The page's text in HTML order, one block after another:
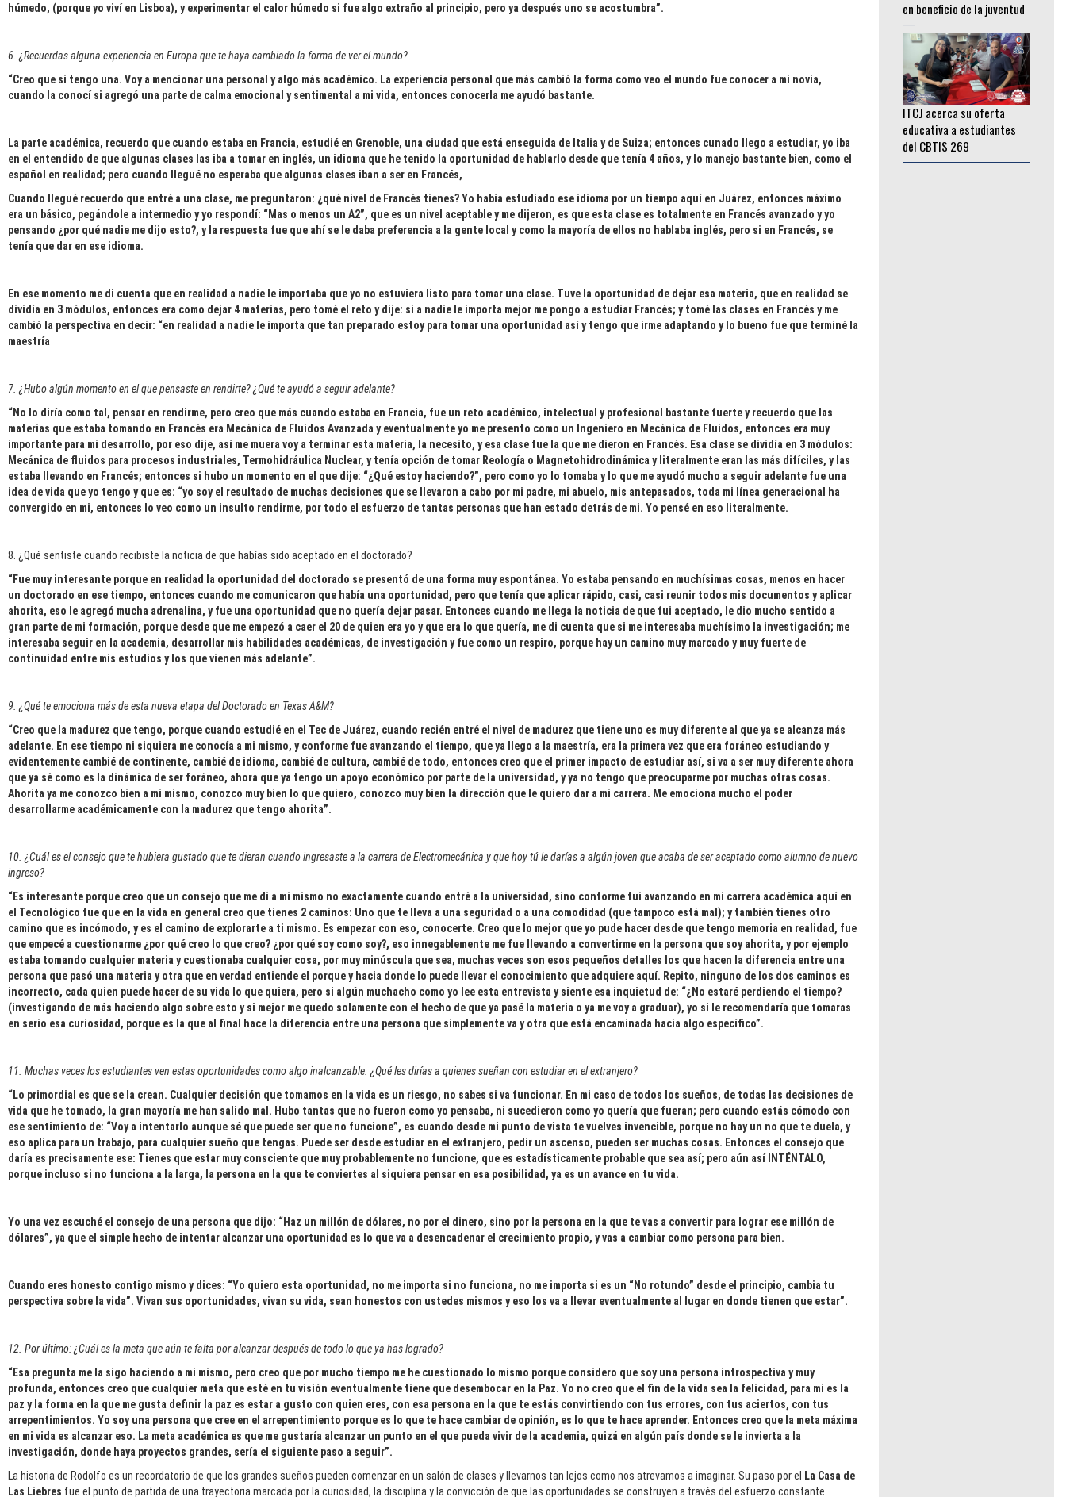
húmedo, (porque yo viví en Lisboa), y experimentar el calor húmedo si fue algo extraño al principio, pero ya después uno se acostumbra”.
6. ¿Recuerdas alguna experiencia en Europa que te haya cambiado la forma de ver el mundo?
“Creo que si tengo una. Voy a mencionar una personal y algo más académico. La experiencia personal que más cambió la forma como veo el mundo fue conocer a mi novia,
cuando la conocí si agregó una parte de calma emocional y sentimental a mi vida, entonces conocerla me ayudó bastante.
La parte académica, recuerdo que cuando estaba en Francia, estudié en Grenoble, una ciudad que está enseguida de Italia y de Suiza; entonces cunado llego a estudiar, yo iba
en el entendido de que algunas clases las iba a tomar en inglés, un idioma que he tenido la oportunidad de hablarlo desde que tenía 4 años, y lo manejo bastante bien, como el
español en realidad; pero cuando llegué no esperaba que algunas clases iban a ser en Francés,
Cuando llegué recuerdo que entré a una clase, me preguntaron: ¿qué nivel de Francés tienes? Yo había estudiado ese idioma por un tiempo aquí en Juárez, entonces máximo
era un básico, pegándole a intermedio y yo respondí: “Mas o menos un A2”, que es un nivel aceptable y me dijeron, es que esta clase es totalmente en Francés avanzado y yo
pensando ¿por qué nadie me dijo esto?, y la respuesta fue que ahí se le daba preferencia a la gente local y como la mayoría de ellos no hablaba inglés, pero si en Francés, se
tenía que dar en ese idioma.
En ese momento me di cuenta que en realidad a nadie le importaba que yo no estuviera listo para tomar una clase. Tuve la oportunidad de dejar esa materia, que en realidad se
dividía en 3 módulos, entonces era como dejar 4 materias, pero tomé el reto y dije: si a nadie le importa mejor me pongo a estudiar Francés; y tomé las clases en Francés y me
cambió la perspectiva en decir: “en realidad a nadie le importa que tan preparado estoy para tomar una oportunidad así y tengo que irme adaptando y lo bueno fue que terminé la
maestría
7. ¿Hubo algún momento en el que pensaste en rendirte? ¿Qué te ayudó a seguir adelante?
“No lo diría como tal, pensar en rendirme, pero creo que más cuando estaba en Francia, fue un reto académico, intelectual y profesional bastante fuerte y recuerdo que las
materias que estaba tomando en Francés era Mecánica de Fluidos Avanzada y eventualmente yo me presento como un Ingeniero en Mecánica de Fluidos, entonces era muy
importante para mi desarrollo, por eso dije, así me muera voy a terminar esta materia, la necesito, y esa clase fue la que me dieron en Francés. Esa clase se dividía en 3 módulos:
Mecánica de fluidos para procesos industriales, Termohidráulica Nuclear, y tenía opción de tomar Reología o Magnetohidrodinámica y literalmente eran las más difíciles, y las
estaba llevando en Francés; entonces si hubo un momento en el que dije: “¿Qué estoy haciendo?”, pero como yo lo tomaba y lo que me ayudó mucho a seguir adelante fue una
idea de vida que yo tengo y que es: “yo soy el resultado de muchas decisiones que se llevaron a cabo por mi padre, mi abuelo, mis antepasados, toda mi línea generacional ha
convergido en mi, entonces lo veo como un insulto rendirme, por todo el esfuerzo de tantas personas que han estado detrás de mi. Yo pensé en eso literalmente.
8. ¿Qué sentiste cuando recibiste la noticia de que habías sido aceptado en el doctorado?
“Fue muy interesante porque en realidad la oportunidad del doctorado se presentó de una forma muy espontánea. Yo estaba pensando en muchísimas cosas, menos en hacer
un doctorado en ese tiempo, entonces cuando me comunicaron que había una oportunidad, pero que tenía que aplicar rápido, casi, casi reunir todos mis documentos y aplicar
ahorita, eso le agregó mucha adrenalina, y fue una oportunidad que no quería dejar pasar. Entonces cuando me llega la noticia de que fui aceptado, le dio mucho sentido a
gran parte de mi formación, porque desde que me empezó a caer el 20 de quien era yo y que era lo que quería, me di cuenta que si me interesaba muchísimo la investigación; me
interesaba seguir en la academia, desarrollar mis habilidades académicas, de investigación y fue como un respiro, porque hay un camino muy marcado y muy fuerte de
continuidad entre mis estudios y los que vienen más adelante”.
9. ¿Qué te emociona más de esta nueva etapa del Doctorado en Texas A&M?
“Creo que la madurez que tengo, porque cuando estudié en el Tec de Juárez, cuando recién entré el nivel de madurez que tiene uno es muy diferente al que ya se alcanza más
adelante. En ese tiempo ni siquiera me conocía a mi mismo, y conforme fue avanzando el tiempo, que ya llego a la maestría, era la primera vez que era foráneo estudiando y
evidentemente cambié de continente, cambié de idioma, cambié de cultura, cambié de todo, entonces creo que el primer impacto de estudiar así, si va a ser muy diferente ahora
que ya sé como es la dinámica de ser foráneo, ahora que ya tengo un apoyo económico por parte de la universidad, y ya no tengo que preocuparme por muchas otras cosas.
Ahorita ya me conozco bien a mi mismo, conozco muy bien lo que quiero, conozco muy bien la dirección que le quiero dar a mi carrera. Me emociona mucho el poder
desarrollarme académicamente con la madurez que tengo ahorita”.
10. ¿Cuál es el consejo que te hubiera gustado que te dieran cuando ingresaste a la carrera de Electromecánica y que hoy tú le darías a algún joven que acaba de ser aceptado como alumno de nuevo
ingreso?
“Es interesante porque creo que un consejo que me di a mi mismo no exactamente cuando entré a la universidad, sino conforme fui avanzando en mi carrera académica aquí en
el Tecnológico fue que en la vida en general creo que tienes 2 caminos: Uno que te lleva a una seguridad o a una comodidad (que tampoco está mal); y también tienes otro
camino que es incómodo, y es el camino de explorarte a ti mismo. Es empezar con eso, conocerte. Creo que lo mejor que yo pude hacer desde que tengo memoria en realidad, fue
que empecé a cuestionarme ¿por qué creo lo que creo? ¿por qué soy como soy?, eso innegablemente me fue llevando a convertirme en la persona que soy ahorita, y por ejemplo
estaba tomando cualquier materia y cuestionaba cualquier cosa, por muy minúscula que sea, muchas veces son esos pequeños detalles los que hacen la diferencia entre una
persona que pasó una materia y otra que en verdad entiende el porque y hacia donde lo puede llevar el conocimiento que adquiere aquí. Repito, ninguno de los dos caminos es
incorrecto, cada quien puede hacer de su vida lo que quiera, pero si algún muchacho como yo lee esta entrevista y siente esa inquietud de: “¿No estaré perdiendo el tiempo?
(investigando de más haciendo algo sobre esto y si mejor me quedo solamente con el hecho de que ya pasé la materia o ya me voy a graduar), yo si le recomendaría que tomaras
en serio esa curiosidad, porque es la que al final hace la diferencia entre una persona que simplemente va y otra que está encaminada hacia algo específico”.
11. Muchas veces los estudiantes ven estas oportunidades como algo inalcanzable. ¿Qué les dirías a quienes sueñan con estudiar en el extranjero?
“Lo primordial es que se la crean. Cualquier decisión que tomamos en la vida es un riesgo, no sabes si va funcionar. En mi caso de todos los sueños, de todas las decisiones de
vida que he tomado, la gran mayoría me han salido mal. Hubo tantas que no fueron como yo pensaba, ni sucedieron como yo quería que fueran; pero cuando estás cómodo con
ese sentimiento de: “Voy a intentarlo aunque sé que puede ser que no funcione”, es cuando desde mi punto de vista te vuelves invencible, porque no hay un no que te duela, y
eso aplica para un trabajo, para cualquier sueño que tengas. Puede ser desde estudiar en el extranjero, pedir un ascenso, pueden ser muchas cosas. Entonces el consejo que
daría es precisamente ese: Tienes que estar muy consciente que muy probablemente no funcione, que es estadísticamente probable que sea así; pero aún así INTÉNTALO,
porque incluso si no funciona a la larga, la persona en la que te conviertes al siquiera pensar en esa posibilidad, ya es un avance en tu vida.
Yo una vez escuché el consejo de una persona que dijo: “Haz un millón de dólares, no por el dinero, sino por la persona en la que te vas a convertir para lograr ese millón de
dólares”, ya que el simple hecho de intentar alcanzar una oportunidad es lo que va a desencadenar el crecimiento propio, y vas a cambiar como persona para bien.
Cuando eres honesto contigo mismo y dices: “Yo quiero esta oportunidad, no me importa si no funciona, no me importa si es un “No rotundo” desde el principio, cambia tu
perspectiva sobre la vida”. Vivan sus oportunidades, vivan su vida, sean honestos con ustedes mismos y eso los va a llevar eventualmente al lugar en donde tienen que estar”.
12. Por último: ¿Cuál es la meta que aún te falta por alcanzar después de todo lo que ya has logrado?
“Esa pregunta me la sigo haciendo a mi mismo, pero creo que por mucho tiempo me he cuestionado lo mismo porque considero que soy una persona introspectiva y muy
profunda, entonces creo que cualquier meta que esté en tu visión eventualmente tiene que desembocar en la Paz. Yo no creo que el fin de la vida sea la felicidad, para mi es la
paz y la forma en la que me gusta definir la paz es estar a gusto con quien eres, con esa persona en la que te estás convirtiendo con tus errores, con tus aciertos, con tus
arrepentimientos. Yo soy una persona que cree en el arrepentimiento porque es lo que te hace cambiar de opinión, es lo que te hace aprender. Entonces creo que la meta máxima
en mi vida es alcanzar eso. La meta académica es que me gustaría alcanzar un punto en el que pueda vivir de la academia, quizá en algún país donde se le invierta a la
investigación, donde haya proyectos grandes, sería el siguiente paso a seguir”.
La historia de Rodolfo es un recordatorio de que los grandes sueños pueden comenzar en un salón de clases y llevarnos tan lejos como nos atrevamos a imaginar. Su paso por el
La Casa de
Las Liebres fue el punto de partida de una trayectoria marcada por la curiosidad, la disciplina y la convicción de que las oportunidades se construyen a través del esfuerzo constante.
ITCJ acerca su oferta
educativa a estudiantes
del CBTIS 269